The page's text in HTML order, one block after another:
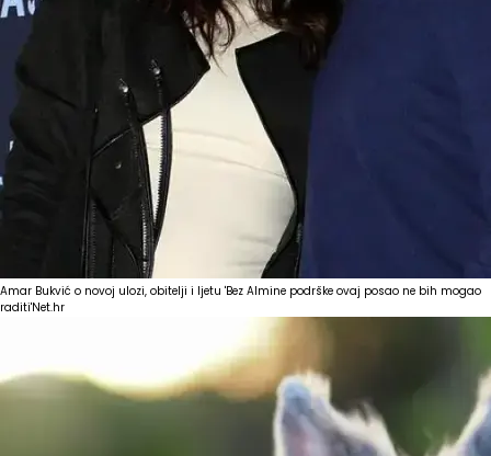
Amar Bukvić o novoj ulozi, obitelji i ljetu 'Bez Almine podrške ovaj posao ne bih mogao
raditi'Net.hr